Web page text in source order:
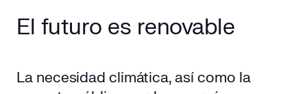
El futuro es renovable
La necesidad climática, así como la